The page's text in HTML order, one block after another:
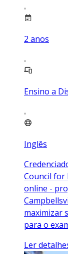
2 anos
Ensino a
Inglês
Council for
online -
maximizar
para o
Ler